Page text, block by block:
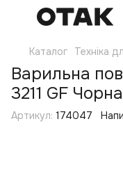
Каталог Техніка
Варильна
3211 GF
Артикул: 174047